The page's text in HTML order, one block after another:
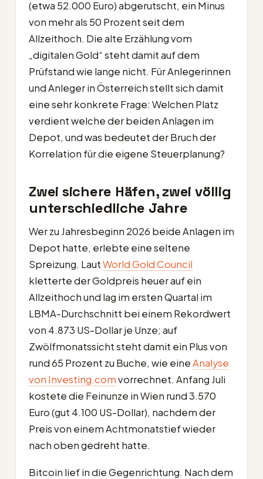
(etwa 52.000 Euro) abgerutscht, ein Minus
von mehr als 50 Prozent seit dem
Allzeithoch. Die alte Erzählung vom
„digitalen Gold“ steht damit auf dem
Prüfstand wie lange nicht. Für Anlegerinnen
und Anleger in Österreich stellt sich damit
eine sehr konkrete Frage: Welchen Platz
verdient welche der beiden Anlagen im
Depot, und was bedeutet der Bruch der
Korrelation für die eigene Steuerplanung?
Zwei sichere Häfen, zwei völlig
unterschiedliche Jahre
Wer zu Jahresbeginn 2026 beide Anlagen im
Depot hatte, erlebte eine seltene
Spreizung. LautWorld Gold Council
kletterte der Goldpreis heuer auf ein
Allzeithoch und lag im ersten Quartal im
LBMA-Durchschnitt bei einem Rekordwert
von 4.873 US-Dollar je Unze; auf
Zwölfmonatssicht steht damit ein Plus von
rund 65 Prozent zu Buche, wie eineAnalyse
von Investing.comvorrechnet. Anfang Juli
kostete die Feinunze in Wien rund 3.570
Euro (gut 4.100 US-Dollar), nachdem der
Preis von einem Achtmonatstief wieder
nach oben gedreht hatte.
Bitcoin lief in die Gegenrichtung. Nach dem